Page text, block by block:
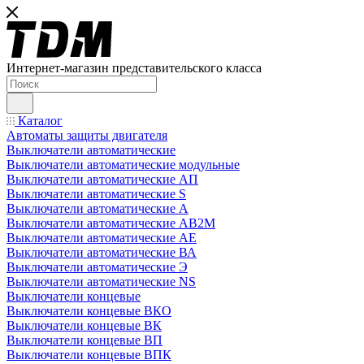
Интернет-магазин представительского класса
Каталог
Автоматы защиты двигателя
Выключатели автоматические
Выключатели автоматические модульные
Выключатели автоматические АП
Выключатели автоматические S
Выключатели автоматические А
Выключатели автоматические АВ2М
Выключатели автоматические АЕ
Выключатели автоматические ВА
Выключатели автоматические Э
Выключатели автоматические NS
Выключатели концевые
Выключатели концевые ВКО
Выключатели концевые ВК
Выключатели концевые ВП
Выключатели концевые ВПК